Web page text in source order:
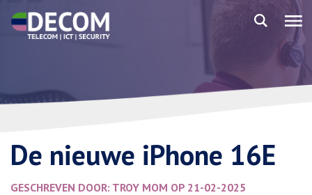
De nieuwe iPhone 16E
GESCHREVEN DOOR: TROY MOM OP 21-02-2025